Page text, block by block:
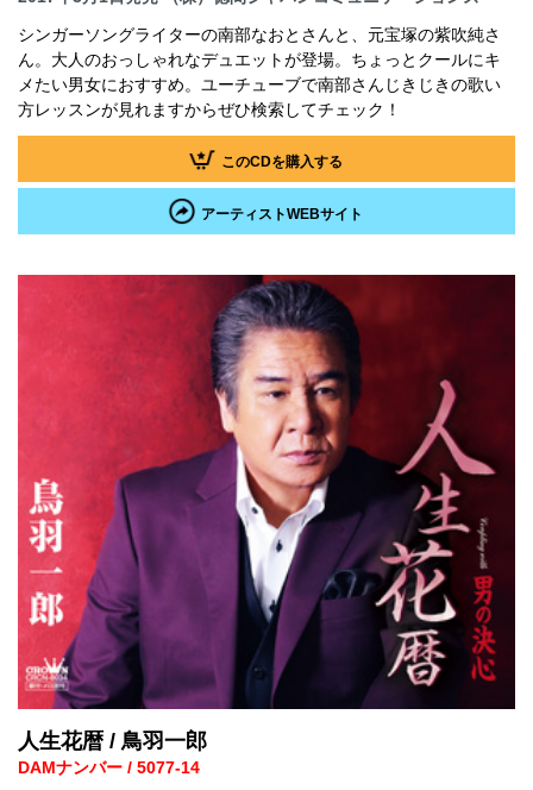
シンガーソングライターの南部なおとさんと、元宝塚の紫吹純さ
ん。大人のおっしゃれなデュエットが登場。ちょっとクールにキ
メたい男女におすすめ。ユーチューブで南部さんじきじきの歌い
方レッスンが見れますからぜひ検索してチェック！
このCDを購入する
アーティストWEBサイト
人生花暦 / 鳥羽一郎
DAMナンバー / 5077-14